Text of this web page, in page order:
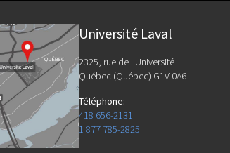
Université Laval
2325, rue de l'Université
Québec (Québec) G1V 0A6
Téléphone:
418 656-2131
1 877 785-2825